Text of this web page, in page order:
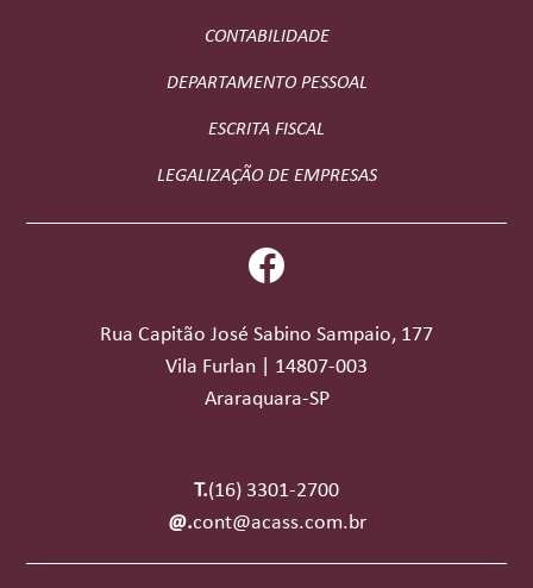
CONTABILIDADE
DEPARTAMENTO PESSOAL
ESCRITA FISCAL
LEGALIZAÇÃO DE EMPRESAS
Rua Capitão José Sabino Sampaio, 177
Vila Furlan | 14807-003
Araraquara-SP
T.(16) 3301-2700
@.cont@acass.com.br